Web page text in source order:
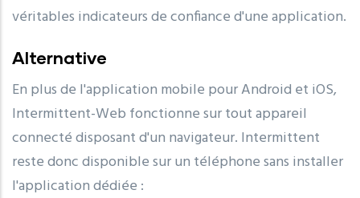
véritables indicateurs de confiance d'une application.
Alternative
En plus de l'application mobile pour Android et iOS,
Intermittent-Web fonctionne sur tout appareil
connecté disposant d'un navigateur. Intermittent
reste donc disponible sur un téléphone sans installer
l'application dédiée :